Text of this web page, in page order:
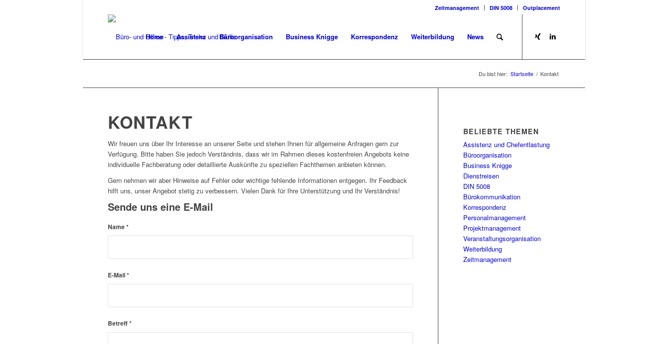
Zeitmanagement DIN 5008 Outplacement
Home Assistenz Büroorganisation Business Knigge Korrespondenz Weiterbildung News
Du bist hier: Startseite / Kontakt
KONTAKT
Wir freuen uns über Ihr Interesse an unserer Seite und stehen Ihnen für allgemeine Anfragen gern zur
Verfügung. Bitte haben Sie jedoch Verständnis, dass wir im Rahmen dieses kostenfreien Angebots keine
individuelle Fachberatung oder detaillierte Auskünfte zu speziellen Fachthemen anbieten können.
Gern nehmen wir aber Hinweise auf Fehler oder wichtige fehlende Informationen entgegen. Ihr Feedback
hilft uns, unser Angebot stetig zu verbessern. Vielen Dank für Ihre Unterstützung und Ihr Verständnis!
Sende uns eine E-Mail
Name*
E-Mail*
Betreff*
BELIEBTE THEMEN
Assistenz und Chefentlastung
Büroorganisation
Business Knigge
Dienstreisen
DIN 5008
Bürokommunikation
Korrespondenz
Personalmanagement
Projektmanagement
Veranstaltungsorganisation
Weiterbildung
Zeitmanagement